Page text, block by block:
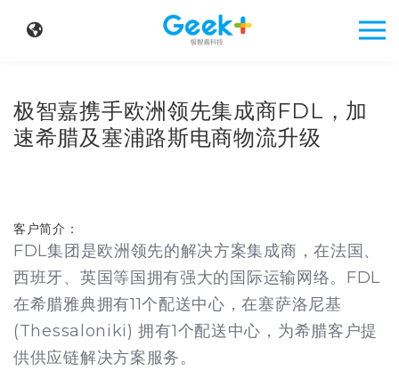
极智嘉携手欧洲领先集成商FDL，加
速希腊及塞浦路斯电商物流升级
客户简介：
FDL集团是欧洲领先的解决方案集成商，在法国、
西班牙、英国等国拥有强大的国际运输网络。FDL
在希腊雅典拥有11个配送中心，在塞萨洛尼基
(Thessaloniki) 拥有1个配送中心，为希腊客户提
供供应链解决方案服务。